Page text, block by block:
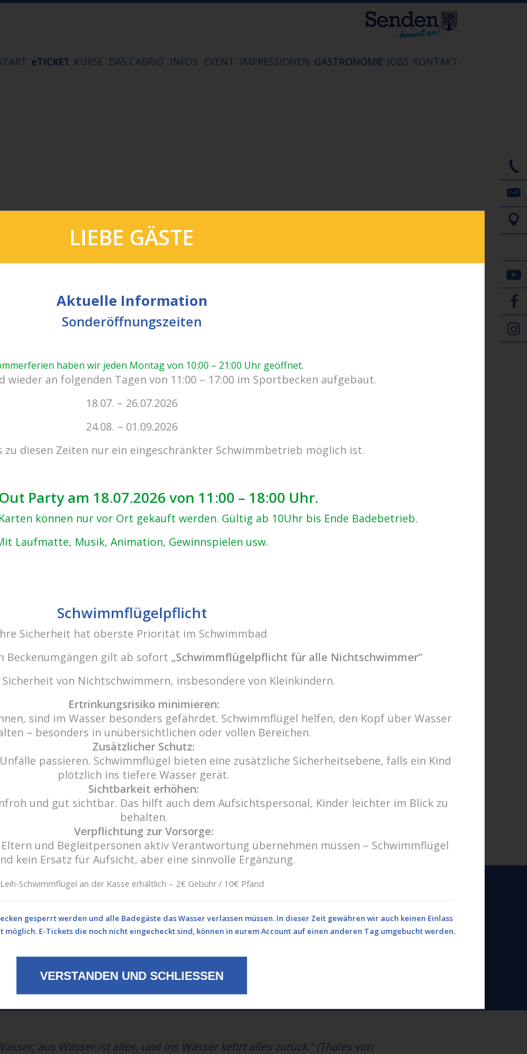
eTICKET KURSE DAS CABRIO INFOS EVENT IMPRESSIONEN GASTRONOMIE JOBS KONTAKT
Groß und Klein Speisen, Getränke sowie Kaffee und
– ganz ohne das Bad zu verlassen.
– 20:00 Uhr
Lernen Sie unsere Gastronomie kennen.
Wir freuen uns auf Sie!
Haben Sie Fragen? Wir kümmern uns drum!
aus Wasser ist alles, und ins Wasser kehrt alles zurück.“ (Thales von
LIEBE GÄSTE
Aktuelle Information
Sonderöffnungszeiten
merferien haben wir jeden Montag von 10:00 – 21:00 Uhr geöffnet.
wieder an folgenden Tagen von 11:00 – 17:00 im Sportbecken aufgebaut.
18.07. – 26.07.2026
24.08. – 01.09.2026
zu diesen Zeiten nur ein eingeschränkter Schwimmbetrieb möglich ist.
Party am 18.07.2026 von 11:00 – 18:00 Uhr.
können nur vor Ort gekauft werden. Gültig ab 10Uhr bis Ende Badebetrieb.
Laufmatte, Musik, Animation, Gewinnspielen usw.
Schwimmflügelpflicht
Sicherheit hat oberste Priorität im Schwimmbad
Beckenumgängen gilt ab sofort „Schwimmflügelpflicht für alle Nichtschwimmer“
von Nichtschwimmern, insbesondere von Kleinkindern.
Ertrinkungsrisiko minimieren:
sind im Wasser besonders gefährdet. Schwimmflügel helfen, den Kopf über Wasser
– besonders in unübersichtlichen oder vollen Bereichen.
Zusätzlicher Schutz:
passieren. Schwimmflügel bieten eine zusätzliche Sicherheitsebene, falls ein Kind
plötzlich ins tiefere Wasser gerät.
Sichtbarkeit erhöhen:
und gut sichtbar. Das hilft auch dem Aufsichtspersonal, Kinder leichter im Blick zu
behalten.
Verpflichtung zur Vorsorge:
und Begleitpersonen aktiv Verantwortung übernehmen müssen – Schwimmflügel
kein Ersatz für Aufsicht, aber eine sinnvolle Ergänzung.
Leih-Schwimmflügel an der Kasse erhältlich – 2€ Gebühr / 10€ Pfand
gesperrt werden und alle Badegäste das Wasser verlassen müssen. In dieser Zeit gewähren wir auch keinen Einlass
möglich. E-Tickets die noch nicht eingecheckt sind, können in eurem Account auf einen anderen Tag umgebucht werden.
VERSTANDEN UND SCHLIESSEN